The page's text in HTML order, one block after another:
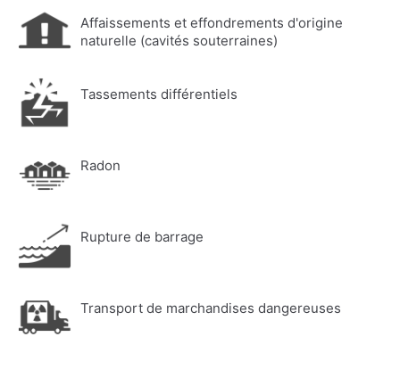
Affaissements et effondrements d'origine
naturelle (cavités souterraines)
Tassements différentiels
Radon
Rupture de barrage
Transport de marchandises dangereuses